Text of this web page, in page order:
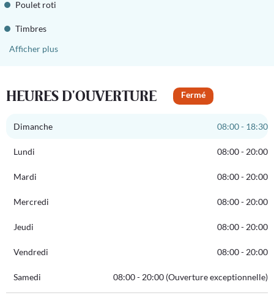
Poulet roti
Timbres
Afficher plus
HEURES D'OUVERTURE Fermé
Dimanche 08:00 - 18:30
Lundi 08:00 - 20:00
Mardi 08:00 - 20:00
Mercredi 08:00 - 20:00
Jeudi 08:00 - 20:00
Vendredi 08:00 - 20:00
Samedi 08:00 - 20:00 (Ouverture exceptionnelle)